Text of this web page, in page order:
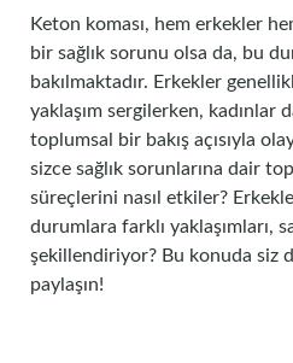
Keton koması, hem erkekler
bir sağlık sorunu olsa da, bu
bakılmaktadır. Erkekler
yaklaşım sergilerken, kadınlar
toplumsal bir bakış açısıyla
sizce sağlık sorunlarına dair
süreçlerini nasıl etkiler?
durumlara farklı yaklaşımları,
şekillendiriyor? Bu konuda siz
paylaşın!